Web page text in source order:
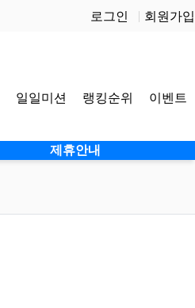
로그인 회원가입
일일미션 랭킹순위 이벤트
제휴안내